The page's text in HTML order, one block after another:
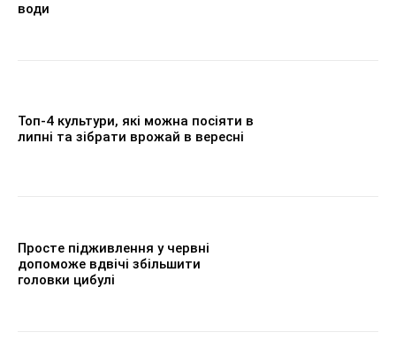
води
Топ-4 культури, які можна посіяти в
липні та зібрати врожай в вересні
Просте підживлення у червні
допоможе вдвічі збільшити
головки цибулі